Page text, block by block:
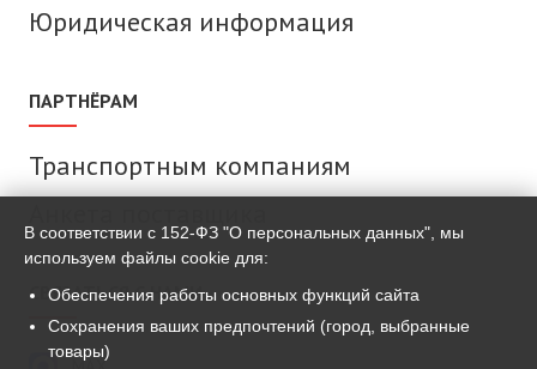
Юридическая информация
ПАРТНЁРАМ
Транспортным компаниям
СВЯЗАТЬСЯ С НАМИ
В соответствии с 152-ФЗ "О персональных данных", мы
используем файлы cookie для:
Обеспечения работы основных функций сайта
Сохранения ваших предпочтений (город, выбранные
товары)